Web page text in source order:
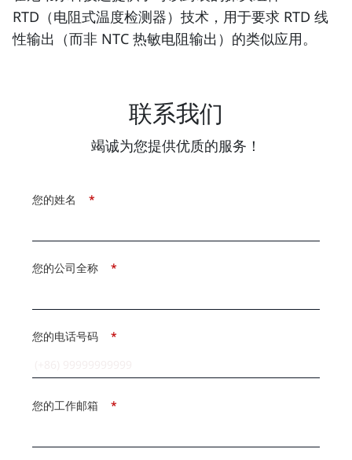
RTD（电阻式温度检测器）技术，用于要求 RTD 线
性输出（而非 NTC 热敏电阻输出）的类似应用。
联系我们
竭诚为您提供优质的服务！
*
您的姓名
*
您的公司全称
*
您的电话号码
*
您的工作邮箱